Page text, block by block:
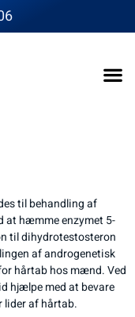
til behandling af
at hæmme enzymet 5-
til dihydrotestosteron
af androgenetisk
hårtab hos mænd. Ved
hjælpe med at bevare
lider af hårtab.